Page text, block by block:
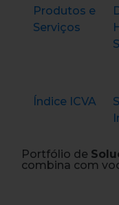
Produtos e
Serviços
Índice ICVA
Portfólio de
combina com